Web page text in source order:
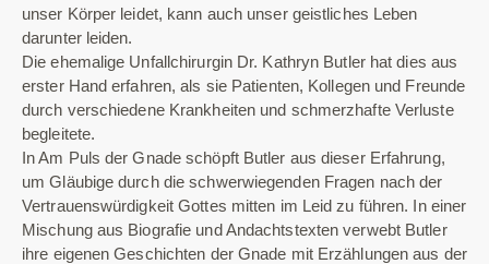
unser Körper leidet, kann auch unser geistliches Leben
darunter leiden.
Die ehemalige Unfallchirurgin Dr. Kathryn Butler hat dies aus
erster Hand erfahren, als sie Patienten, Kollegen und Freunde
durch verschiedene Krankheiten und schmerzhafte Verluste
begleitete.
In Am Puls der Gnade schöpft Butler aus dieser Erfahrung,
um Gläubige durch die schwerwiegenden Fragen nach der
Vertrauenswürdigkeit Gottes mitten im Leid zu führen. In einer
Mischung aus Biografie und Andachtstexten verwebt Butler
ihre eigenen Geschichten der Gnade mit Erzählungen aus der